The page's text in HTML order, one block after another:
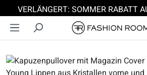
Zum Hauptinhalt springen
VERLÄNGERT: SOMMER RABATT
Bildergalerie überspringen